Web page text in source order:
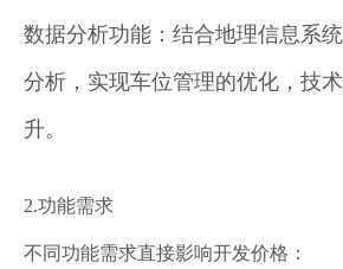
数据分析功能：结合地理信息系
分析，实现车位管理的优化，技
升。
2.功能需求
不同功能需求直接影响开发价格：